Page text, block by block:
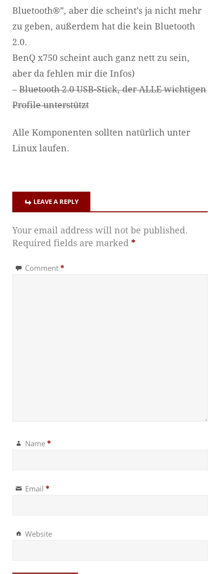
Bluetooth®”, aber die scheint’s ja nicht mehr
zu geben, außerdem hat die kein Bluetooth
2.0.
BenQ x750 scheint auch ganz nett zu sein,
aber da fehlen mir die Infos)
– Bluetooth 2.0 USB-Stick, der ALLE wichtigen
Profile unterstützt
Alle Komponenten sollten natürlich unter
Linux laufen.
LEAVE A REPLY
Your email address will not be published.
Required fields are marked *
Comment *
Name *
Email *
Website